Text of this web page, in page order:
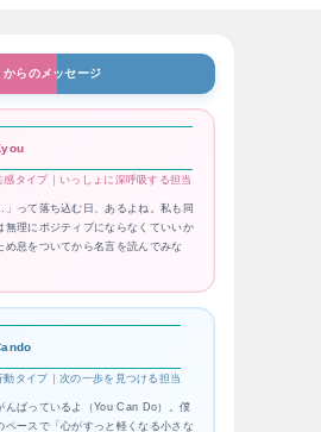
らのメッセージ
感タイプ｜いっしょに深呼吸する担当
」って落ち込む日、あるよね。私も同
無理にポジティブにならなくていいか
め息をついてから名言を読んでみな
動タイプ｜次の一歩を見つける担当
んばっているよ（You Can Do）。僕
ペースで「心がすっと軽くなる小さな